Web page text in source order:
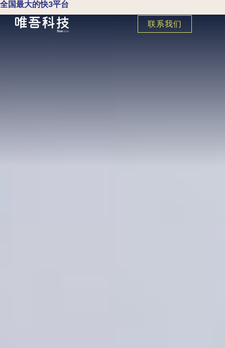
全国最大的快3平台
联系我们